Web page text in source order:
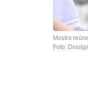
Mostra
Foto: